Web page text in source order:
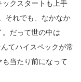
クスタートも上手
それでも、なかなか
だって世の中は
てハイスペックが常
当たり前になって